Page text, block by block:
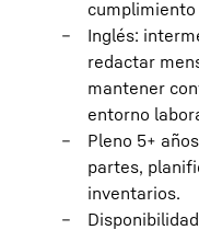
Inglés:
redactar
mantener
entorno
Pleno 5+
partes,
inventarios.